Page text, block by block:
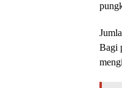
Bagi